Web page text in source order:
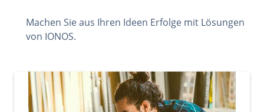
Machen Sie aus Ihren Ideen Erfolge mit Lösungen
von IONOS.